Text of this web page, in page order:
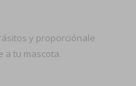
y proporciónale
a tu mascota.